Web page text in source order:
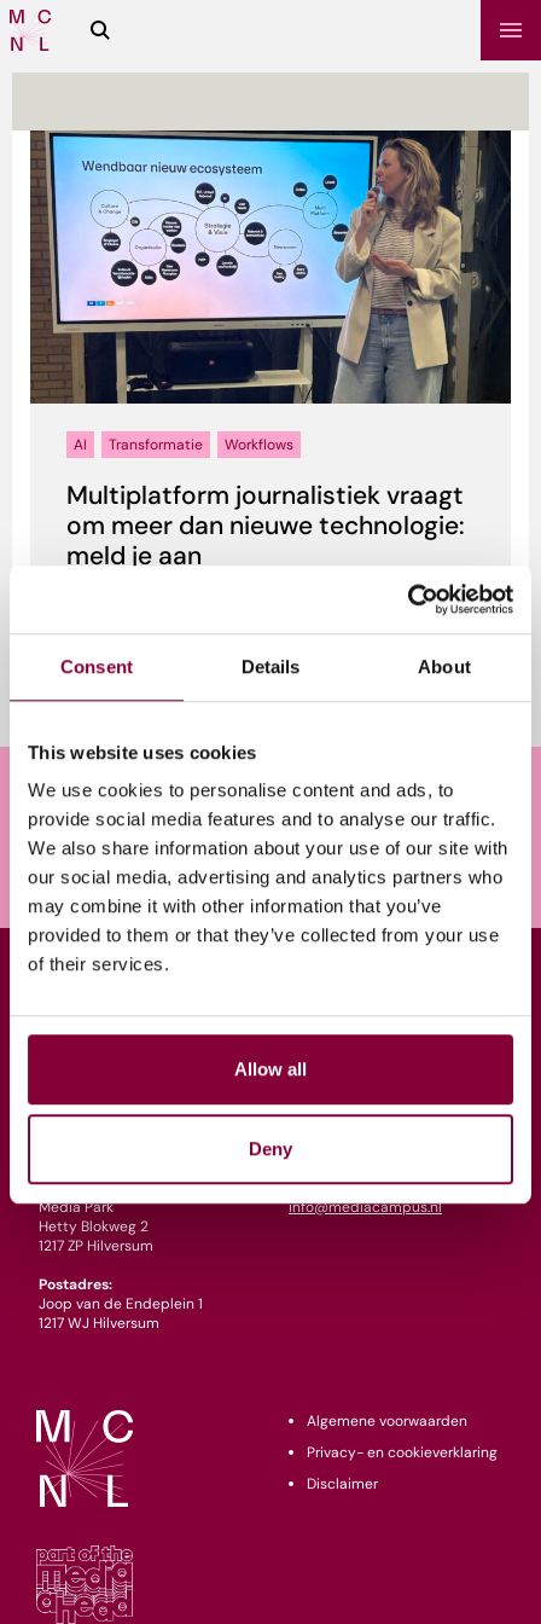
Consent Details About
This website uses cookies
We use cookies to personalise content and ads, to
provide social media features and to analyse our traffic.
We also share information about your use of our site with
our social media, advertising and analytics partners who
may combine it with other information that you’ve
provided to them or that they’ve collected from your use
of their services.
Allow all
Deny
Media
Campus
Zoeken
AI Transformatie Workflows
Multiplatform journalistiek vraagt
om meer dan nieuwe technologie:
meld je aan
Onder leiding van Rig Hehenkamp, die de
22 juni 2026
Kennisbank
Over ons
Bezoekadres:
Media Park
Hetty Blokweg 2
1217 ZP Hilversum
Postadres:
Joop van de Endeplein 1
1217 WJ Hilversum
Contact
Mail ons via:
info@mediacampus.nl
Meld je aan voor onze nieuwsbrief
E-
mailadres
(Vereist)
Algemene voorwaarden
Privacy- en cookieverklaring
Disclaimer